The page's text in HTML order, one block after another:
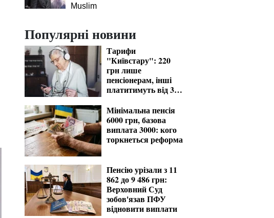
Muslim
Популярні новини
Тарифи
"Київстару": 220
грн лише
пенсіонерам, інші
платитимуть від 370
Мінімальна пенсія
6000 грн, базова
виплата 3000: кого
торкнеться реформа
Пенсію урізали з 11
862 до 9 486 грн:
Верховний Суд
зобов'язав ПФУ
відновити виплати